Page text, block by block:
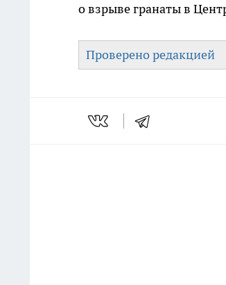
о взрыве гранаты в
Проверено редакцией